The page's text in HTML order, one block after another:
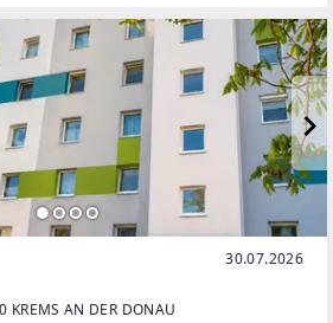
30.07.2026
KREMS AN DER DONAU